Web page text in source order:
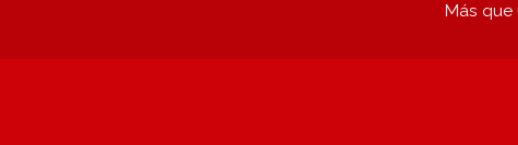
Más que